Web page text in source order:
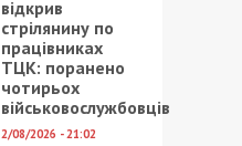
відкрив
стрілянину по
працівниках
ТЦК: поранено
чотирьох
військовослужбовців
2/08/2026 - 21:02